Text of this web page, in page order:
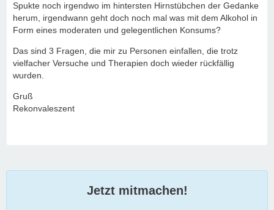
Spukte noch irgendwo im hintersten Hirnstübchen der Gedanke
herum, irgendwann geht doch noch mal was mit dem Alkohol in
Form eines moderaten und gelegentlichen Konsums?
Das sind 3 Fragen, die mir zu Personen einfallen, die trotz
vielfacher Versuche und Therapien doch wieder rückfällig
wurden.
Gruß
Rekonvaleszent
Jetzt mitmachen!